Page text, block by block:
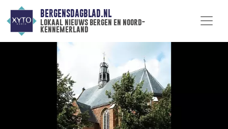
BERGENSDAGBLAD.NL
lokaal nieuws bergen en noord-
kennemerland